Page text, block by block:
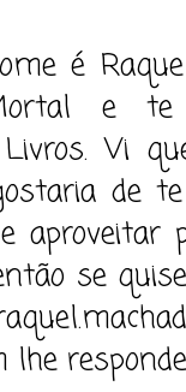
é
e
Vi
de
se